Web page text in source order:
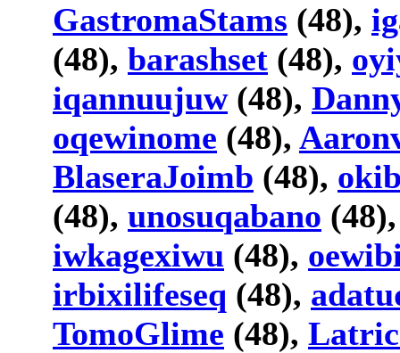
GastromaStams (48),
(48), barashset (48),
iqannuujuw(48),
oqewinome (48),
BlaseraJoimb (48),
(48), unosuqabano
iwkagexiwu (48),
irbixilifeseq (48),
TomoGlime (48),